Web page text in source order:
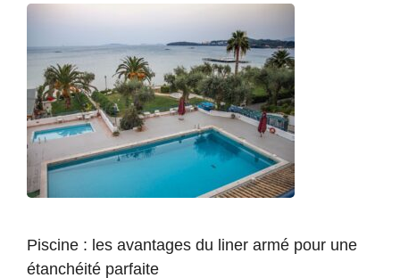
Piscine : les avantages du liner armé pour une
étanchéité parfaite